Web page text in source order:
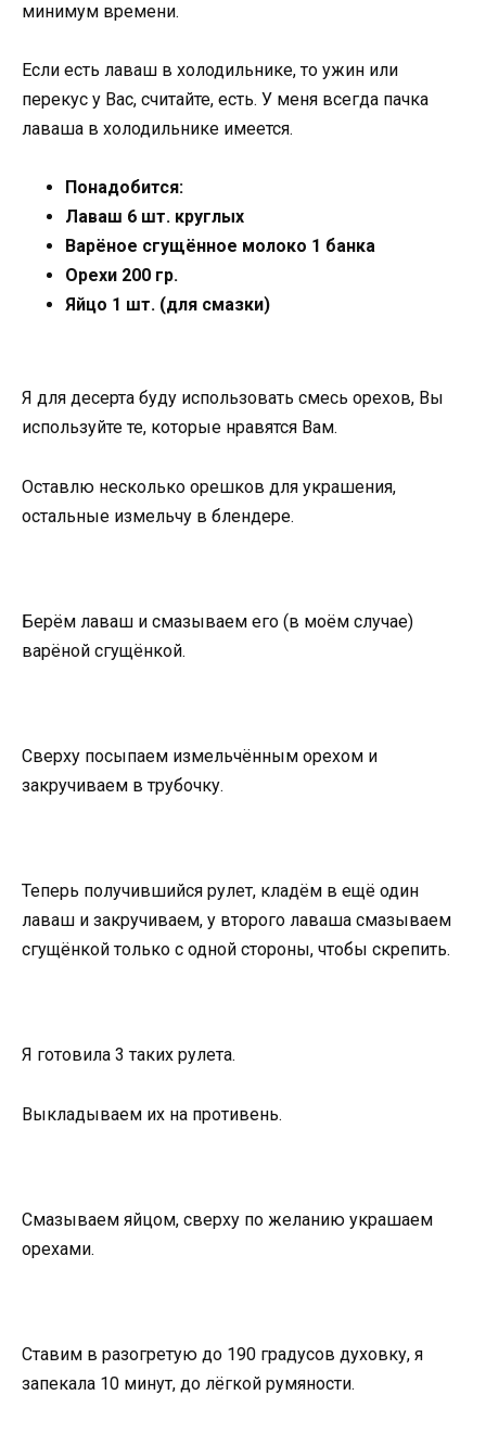
минимум времени.
Если есть лаваш в холодильнике, то ужин или
перекус у Вас, считайте, есть. У меня всегда пачка
лаваша в холодильнике имеется.
Понадобится:
Лаваш 6 шт. круглых
Варёное сгущённое молоко 1 банка
Орехи 200 гр.
Яйцо 1 шт. (для смазки)
Я для десерта буду использовать смесь орехов, Вы
используйте те, которые нравятся Вам.
Оставлю несколько орешков для украшения,
остальные измельчу в блендере.
Берём лаваш и смазываем его (в моём случае)
варёной сгущёнкой.
Сверху посыпаем измельчённым орехом и
закручиваем в трубочку.
Теперь получившийся рулет, кладём в ещё один
лаваш и закручиваем, у второго лаваша смазываем
сгущёнкой только с одной стороны, чтобы скрепить.
Я готовила 3 таких рулета.
Выкладываем их на противень.
Смазываем яйцом, сверху по желанию украшаем
орехами.
Ставим в разогретую до 190 градусов духовку, я
запекала 10 минут, до лёгкой румяности.